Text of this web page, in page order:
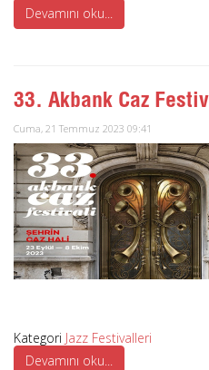
Devamını oku...
33. Akbank Caz
Cuma, 21 Temmuz 2023 09:41
Kategori Jazz Festivalleri
Devamını oku...